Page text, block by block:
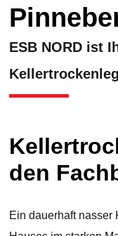
ESB NORD ist
den
Ein dauerhaft